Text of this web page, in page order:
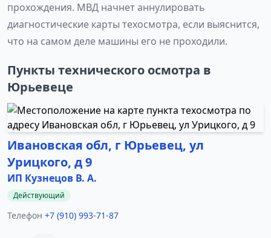
прохождения. МВД начнет аннулировать
диагностические карты техосмотра, если выяснится,
что на самом деле машины его не проходили.
Пункты технического осмотра в
Юрьевеце
Ивановская обл, г Юрьевец, ул
Урицкого, д 9
ИП Кузнецов В. А.
Действующий
Телефон +7 (910) 993-71-87